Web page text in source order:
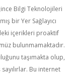
Bilgi Teknolojileri
bir Yer Sağlayıcı
içerikleri proaktif
bulunmamaktadır.
taşımakta olup,
Bu internet